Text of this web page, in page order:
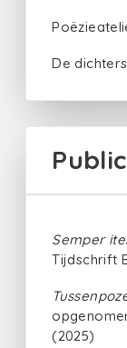
De
Semper
Tijdschrift
(2025)